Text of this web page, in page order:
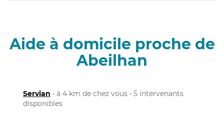
Aide à domicile proche de
Abeilhan
Servian • à 4 km de chez vous • 5 intervenants
disponibles